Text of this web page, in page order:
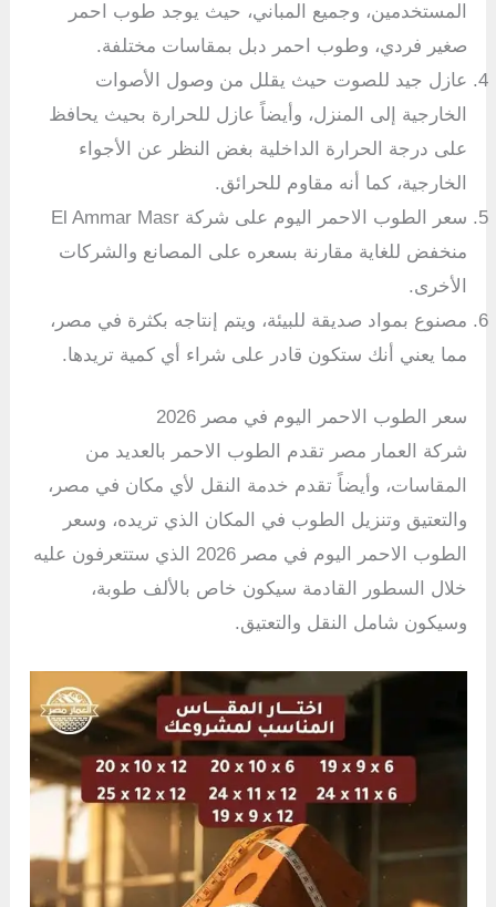
المستخدمين، وجميع المباني، حيث يوجد طوب احمر
صغير فردي، وطوب احمر دبل بمقاسات مختلفة.
عازل جيد للصوت حيث يقلل من وصول الأصوات
الخارجية إلى المنزل، وأيضاً عازل للحرارة بحيث يحافظ
على درجة الحرارة الداخلية بغض النظر عن الأجواء
الخارجية، كما أنه مقاوم للحرائق.
سعر الطوب الاحمر اليوم على شركة El Ammar Masr
منخفض للغاية مقارنة بسعره على المصانع والشركات
الأخرى.
مصنوع بمواد صديقة للبيئة، ويتم إنتاجه بكثرة في مصر،
مما يعني أنك ستكون قادر على شراء أي كمية تريدها.
سعر الطوب الاحمر اليوم في مصر 2026
شركة العمار مصر تقدم الطوب الاحمر بالعديد من
المقاسات، وأيضاً تقدم خدمة النقل لأي مكان في مصر،
والتعتيق وتنزيل الطوب في المكان الذي تريده، وسعر
الطوب الاحمر اليوم في مصر 2026 الذي ستتعرفون عليه
خلال السطور القادمة سيكون خاص بالألف طوبة،
وسيكون شامل النقل والتعتيق.